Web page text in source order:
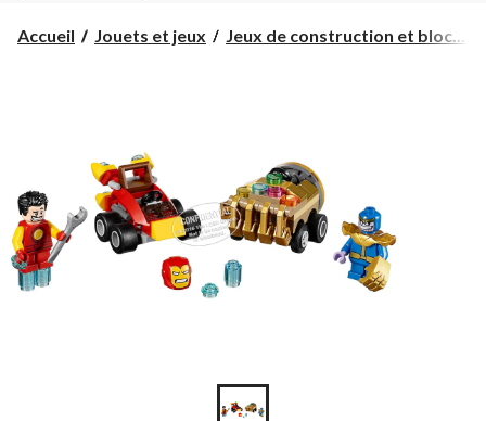
Accueil Jouets et jeux Jeux de construction et bloc...